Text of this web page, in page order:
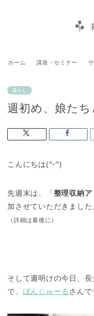
ホーム 講座・セミナー
暮らし
週初め、娘たち
こんにちは(^-^)
先週末は、「整理収納
加させていただきました
（詳細は最後に）
そして週明けの今日、
で、 ぼんじゅーる さんで